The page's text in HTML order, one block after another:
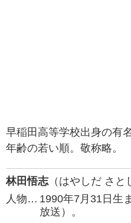
早稲田高等学校出身の有
年齢の若い順。敬称略。
林田悟志（はやしだ さと
人物… 1990年7月31日生
放送）。